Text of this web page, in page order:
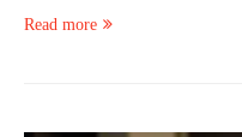
Read more